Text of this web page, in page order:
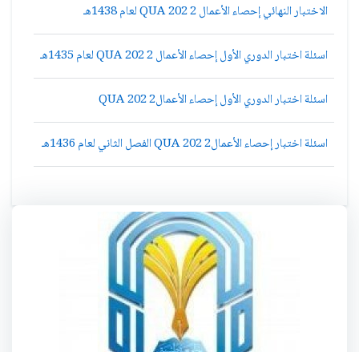
الاختبار النهائي إحصاء الأعمال 2 QUA 202 لعام 1438هـ
اسئلة اختبار الدوري الأول إحصاء الأعمال 2 QUA 202 لعام 1435هـ
اسئلة اختبار الدوري الأول إحصاء الأعمال2 QUA 202
اسئلة اختبار إحصاء الأعمال2 QUA 202 الفصل الثاني لعام 1436هـ